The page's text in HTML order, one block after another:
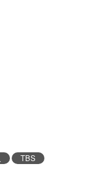
TBS